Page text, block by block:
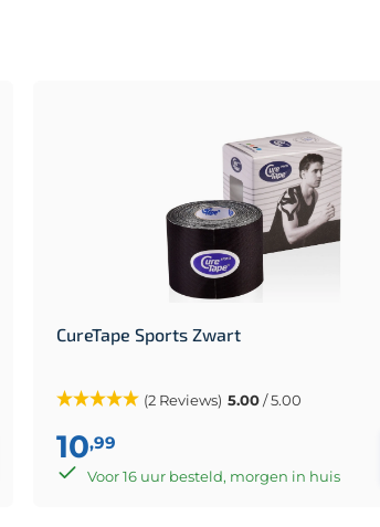
CureTape Sports Zwart
(2 Reviews) 5.00/ 5.00
10,99
Voor 16 uur besteld, morgen in huis